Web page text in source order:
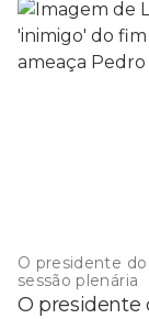
O presidente
sessão plenária
O presidente